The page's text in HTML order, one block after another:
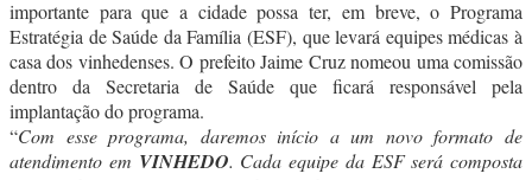
importante para que a cidade possa ter, em breve, o Programa
Estratégia de Saúde da Família (ESF), que levará equipes médicas à
casa dos vinhedenses. O prefeito Jaime Cruz nomeou uma comissão
dentro da Secretaria de Saúde que ficará responsável pela
implantação do programa.
“Com esse programa, daremos início a um novo formato de
atendimento em VINHEDO. Cada equipe da ESF será composta